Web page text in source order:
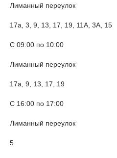
Лиманный переулок
17а, 3, 9, 13, 17, 19, 11А, 3А, 15
С 09:00 по 10:00
Лиманный переулок
17а, 9, 13, 17, 19
С 16:00 по 17:00
Лиманный переулок
5